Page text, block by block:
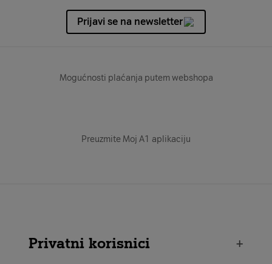
Prijavi se na newsletter
Mogućnosti plaćanja putem webshopa
Preuzmite Moj A1 aplikaciju
Privatni korisnici
+